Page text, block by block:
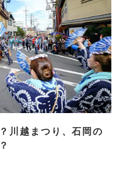
川越まつり、石岡の